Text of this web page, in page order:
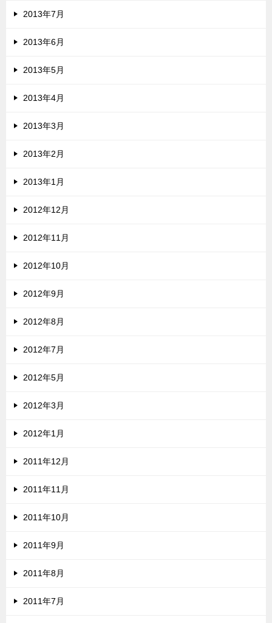
2013年7月
2013年6月
2013年5月
2013年4月
2013年3月
2013年2月
2013年1月
2012年12月
2012年11月
2012年10月
2012年9月
2012年8月
2012年7月
2012年5月
2012年3月
2012年1月
2011年12月
2011年11月
2011年10月
2011年9月
2011年8月
2011年7月